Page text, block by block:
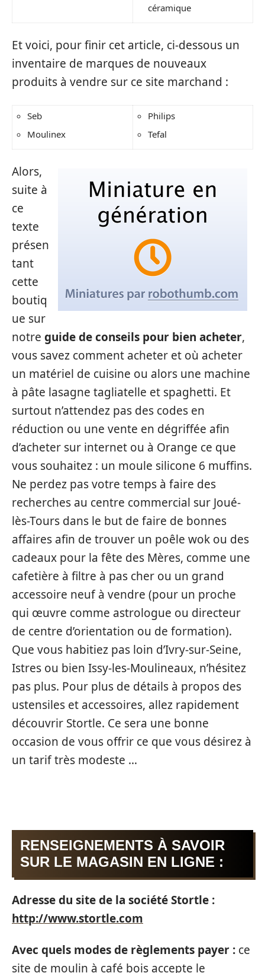
céramique
Et voici, pour finir cet article, ci-dessous un
inventaire de marques de nouveaux
produits à vendre sur ce site marchand :
Seb
Moulinex
Philips
Tefal
Alors,
suite à
ce
texte
présen
tant
cette
boutiq
ue sur
notre guide de conseils pour bien acheter,
vous savez comment acheter et où acheter
un matériel de cuisine ou alors une machine
à pâte lasagne tagliatelle et spaghetti. Et
surtout n’attendez pas des codes en
réduction ou une vente en dégriffée afin
d’acheter sur internet ou à Orange ce que
vous souhaitez : un moule silicone 6 muffins.
Ne perdez pas votre temps à faire des
recherches au centre commercial sur Joué-
lès-Tours dans le but de faire de bonnes
affaires afin de trouver un poêle wok ou des
cadeaux pour la fête des Mères, comme une
cafetière à filtre à pas cher ou un grand
accessoire neuf à vendre (pour un proche
qui œuvre comme astrologue ou directeur
de centre d’orientation ou de formation).
Que vous habitiez pas loin d’Ivry-sur-Seine,
Istres ou bien Issy-les-Moulineaux, n’hésitez
pas plus. Pour plus de détails à propos des
ustensiles et accessoires, allez rapidement
découvrir Stortle. Ce sera une bonne
occasion de vous offrir ce que vous désirez à
un tarif très modeste …
RENSEIGNEMENTS À SAVOIR
SUR LE MAGASIN EN LIGNE :
Adresse du site de la société Stortle :
http://www.stortle.com
Avec quels modes de règlements payer : ce
site de moulin à café bois accepte le